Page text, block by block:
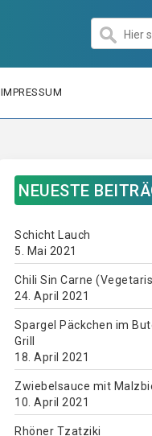
IMPRESSUM
NEUESTE
Schicht Lauch
5. Mai 2021
Chili Sin Carne
24. April 2021
Spargel Päckchen im
Grill
18. April 2021
Zwiebelsauce mit
10. April 2021
Rhöner Tzatziki